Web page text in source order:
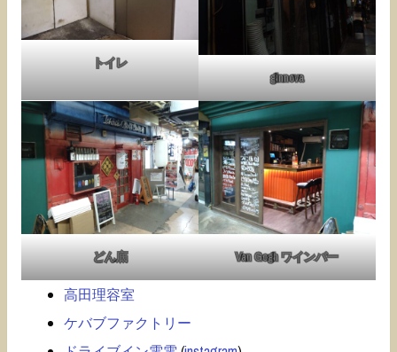
トイレ
ginnova
どん底 Van Gogh ワインバー
高田理容室
ケバブファクトリー